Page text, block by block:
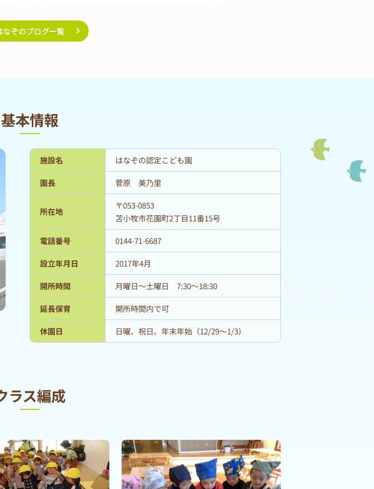
なぞのブログ一覧
基本情報
施設名 はなぞの認定こども園
園長 菅原 美乃里
所在地
〒053-0853
苫小牧市花園町2丁目11番15号
電話番号 0144-71-6687
設立年月日 2017年4月
開所時間 月曜日～土曜日 7:30～18:30
延長保育 開所時間内で可
休園日 日曜、祝日、年末年始（12/29〜1/3）
ラス編成